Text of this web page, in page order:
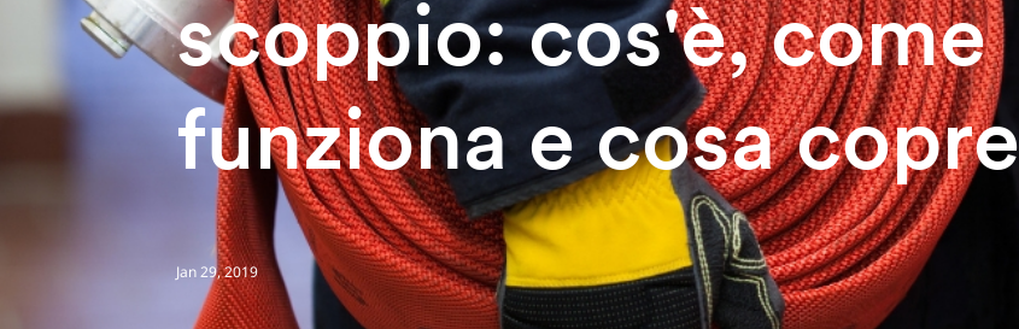
scoppio: cos'è, come
funziona e cosa copre
Jan 29, 2019